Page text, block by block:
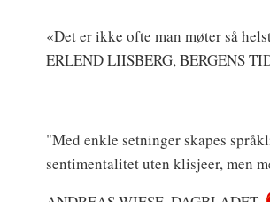
«Det er ikke ofte man møter så
ERLEND LIISBERG, BERGENS
"Med enkle setninger skapes
sentimentalitet uten klisjeer, men